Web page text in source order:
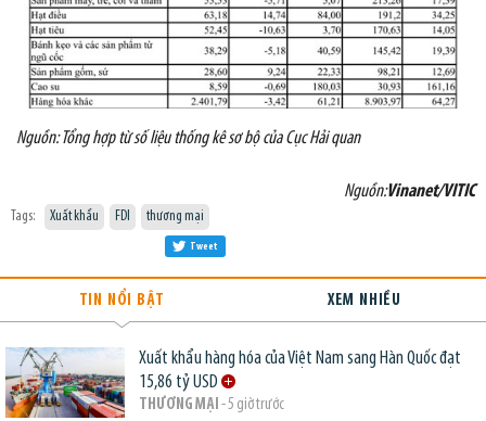
Nguồn: Tổng hợp từ số liệu thống kê sơ bộ của Cục Hải quan
Nguồn:Vinanet/VITIC
Tags: Xuất khẩu FDI thương mại
Tweet
TIN NỔI BẬT XEM NHIỀU
Xuất khẩu hàng hóa của Việt Nam sang Hàn Quốc đạt
15,86 tỷ USD
THƯƠNG MẠI - 5 giờ trước